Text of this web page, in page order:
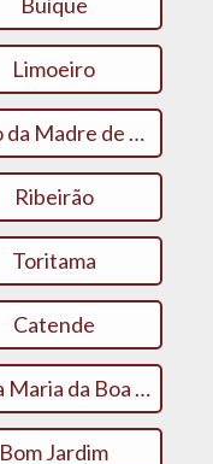
Buíque
Limoeiro
Brejo da Madre de Deus
Ribeirão
Toritama
Catende
Santa Maria da Boa Vista
Bom Jardim